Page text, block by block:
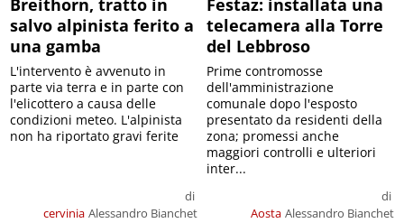
Breithorn, tratto in
salvo alpinista ferito a
una gamba
cervinia
di
Alessandro Bianchet
L'intervento è avvenuto in
parte via terra e in parte con
l'elicottero a causa delle
condizioni meteo. L'alpinista
non ha riportato gravi ferite
Festaz: installata una
telecamera alla Torre
del Lebbroso
Aosta
di
Alessandro Bianchet
Prime contromosse
dell'amministrazione
comunale dopo l'esposto
presentato da residenti della
zona; promessi anche
maggiori controlli e ulteriori
inter...